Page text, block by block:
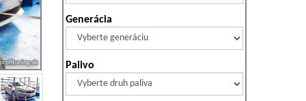
Generácia
Palivo